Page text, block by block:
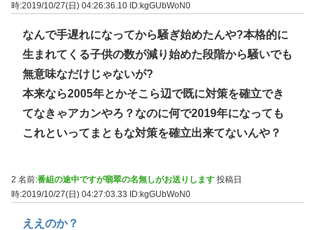
時:2019/10/27(日) 04:26:36.10 ID:kgGUbWoN0
なんで手遅れになってから騒ぎ始めたんや?本格的に
生まれてくる子供の数が減り始めた段階から騒いでも
無意味なだけじゃないが?
本来なら2005年とかそこら辺で既に対策を確立でき
てなきゃアカンやろ？なのに何で2019年になっても
これといってまともな対策を確立出来てないんや？
2 名前:番組の途中ですが翡翠の名無しがお送りします 投稿日
時:2019/10/27(日) 04:27:03.33 ID:kgGUbWoN0
ええのか？